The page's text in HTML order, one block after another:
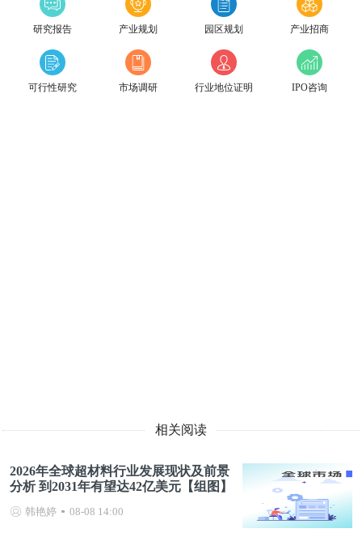
研究报告 产业规划 园区规划 产业招商
可行性研究 市场调研 行业地位证明 IPO咨询
相关阅读
2026年全球超材料行业发展现状及前景
分析 到2031年有望达42亿美元【组图】
韩艳婷 08-08 14:00